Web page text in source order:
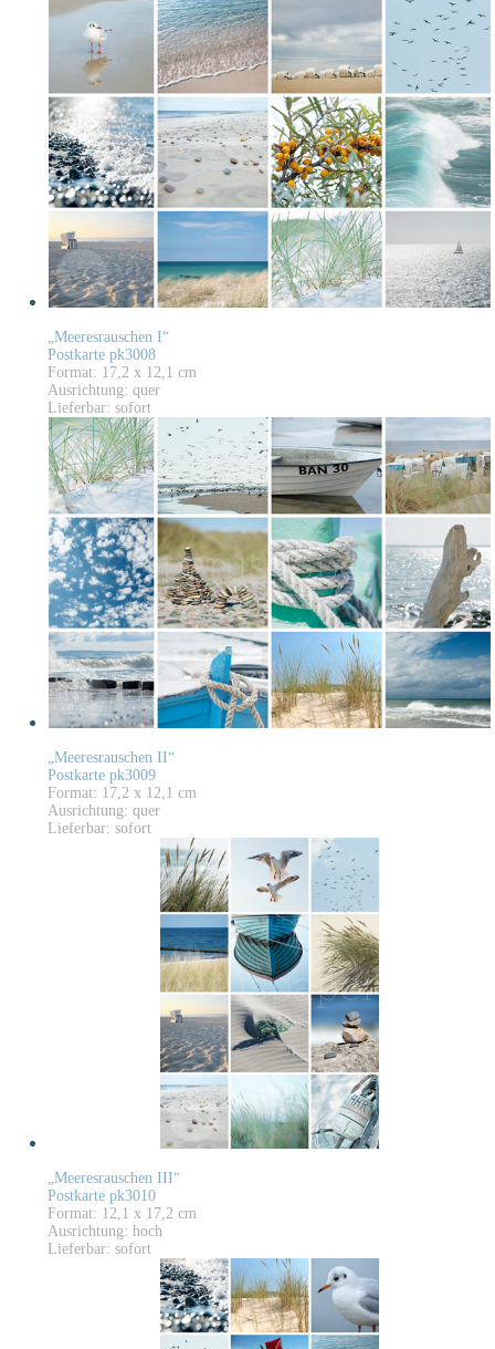
„Meeresrauschen I“
Postkarte pk3008
Format: 17,2 x 12,1 cm
Ausrichtung: quer
Lieferbar: sofort
„Meeresrauschen II“
Postkarte pk3009
Format: 17,2 x 12,1 cm
Ausrichtung: quer
Lieferbar: sofort
„Meeresrauschen III“
Postkarte pk3010
Format: 12,1 x 17,2 cm
Ausrichtung: hoch
Lieferbar: sofort